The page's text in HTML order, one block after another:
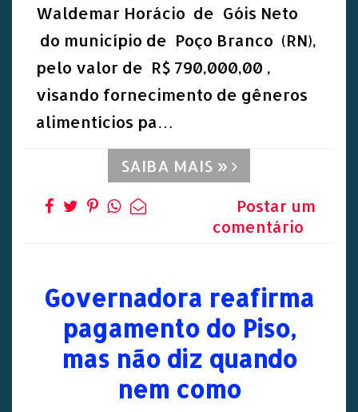
Waldemar Horácio de Góis Neto
do município de Poço Branco (RN),
pelo valor de R$ 790,000,00 ,
visando fornecimento de gêneros
alimentícios pa…
SAIBA MAIS »
Postar um
comentário
Governadora reafirma
pagamento do Piso,
mas não diz quando
nem como